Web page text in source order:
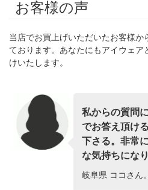
お客様の声
当店でお買上げいただいたお客様
ております。あなたにもアイウェア
けいたします。
私からの質問
でお答え頂け
下さる。非常
な気持ちになり
岐阜県 ココさん